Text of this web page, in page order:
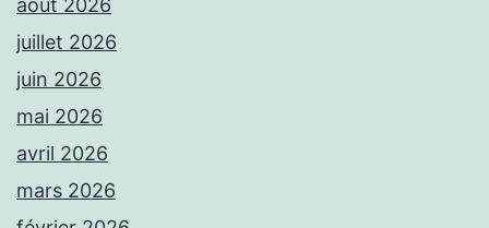
août 2026
juillet 2026
juin 2026
mai 2026
avril 2026
mars 2026